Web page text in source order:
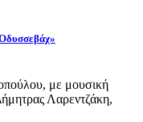
με μουσική
Λαρεντζάκη,